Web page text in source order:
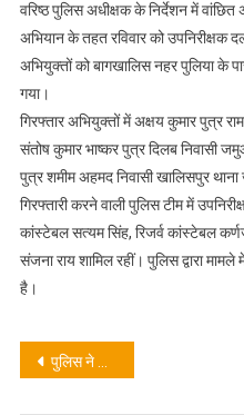
वरिष्ठ पुलिस अधीक्षक के निर्देशन में वांछित
अभियान के तहत रविवार को उपनिरीक्षक
अभियुक्तों को बागखालिस नहर पुलिया के
गया।
गिरफ्तार अभियुक्तों में अक्षय कुमार पुत्र
संतोष कुमार भाष्कर पुत्र दिलब निवासी
पुत्र शमीम अहमद निवासी खालिसपुर
गिरफ्तारी करने वाली पुलिस टीम में
कांस्टेबल सत्यम सिंह, रिजर्व कांस्टेबल
संजना राय शामिल रहीं। पुलिस द्वारा
है।
Post
navigation
पुलिस ने शासकीय धनराशि गबन के आरोपी को किया गिरफ्तार, उर्वरक बिक्री के 3,46,009 रुपये समिति में जमा न कर गबन कर लिया